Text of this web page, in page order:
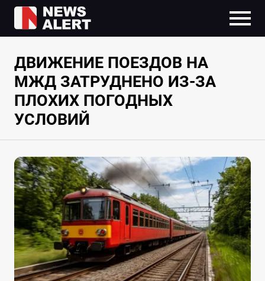
ДВИЖЕНИЕ ПОЕЗДОВ НА
МЖД ЗАТРУДНЕНО ИЗ-ЗА
ПЛОХИХ ПОГОДНЫХ
УСЛОВИЙ